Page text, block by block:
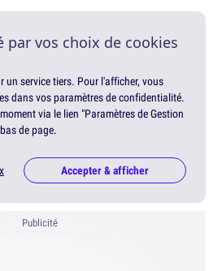
par vos choix de cookies
un service tiers. Pour l'afficher, vous
dans vos paramètres de confidentialité.
via le lien "Paramètres de Gestion
de page.
Accepter & afficher
Publicité